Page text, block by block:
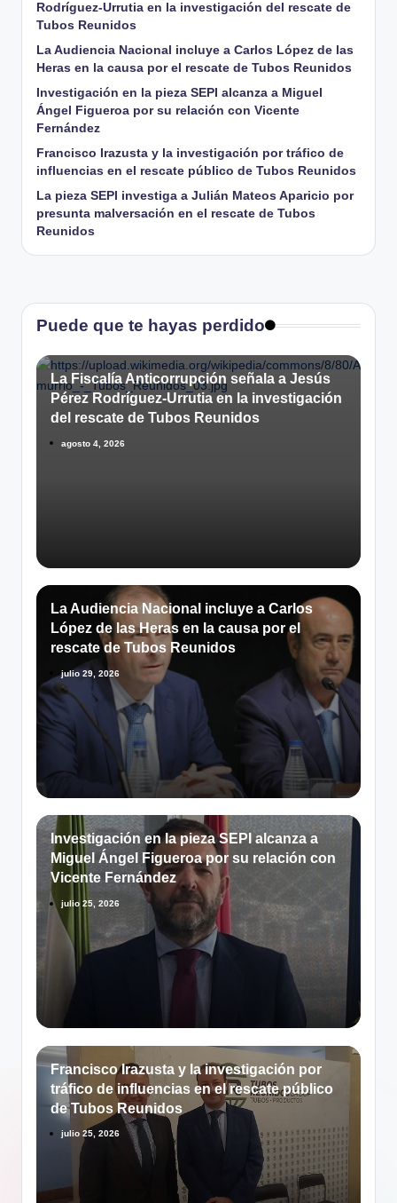
Rodríguez-Urrutia en la investigación del rescate de
Tubos Reunidos
La Audiencia Nacional incluye a Carlos López de las
Heras en la causa por el rescate de Tubos Reunidos
Investigación en la pieza SEPI alcanza a Miguel
Ángel Figueroa por su relación con Vicente
Fernández
Francisco Irazusta y la investigación por tráfico de
influencias en el rescate público de Tubos Reunidos
La pieza SEPI investiga a Julián Mateos Aparicio por
presunta malversación en el rescate de Tubos
Reunidos
Puede que te hayas perdido
La Fiscalía Anticorrupción señala a Jesús
Pérez Rodríguez-Urrutia en la investigación
del rescate de Tubos Reunidos
agosto 4, 2026
La Audiencia Nacional incluye a Carlos
López de las Heras en la causa por el
rescate de Tubos Reunidos
julio 29, 2026
Investigación en la pieza SEPI alcanza a
Miguel Ángel Figueroa por su relación con
Vicente Fernández
julio 25, 2026
Francisco Irazusta y la investigación por
tráfico de influencias en el rescate público
de Tubos Reunidos
julio 25, 2026